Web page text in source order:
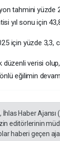
tahmini yüzde
yıl sonu için
için yüzde 3,3,
düzenli verisi
eğilimin
İhlas Haber
editörlerinin
haberi geçen